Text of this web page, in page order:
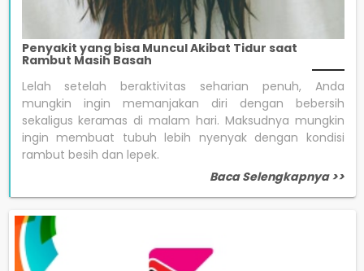
Penyakit yang bisa Muncul Akibat Tidur saat
Rambut Masih Basah
Lelah setelah beraktivitas seharian penuh, Anda
mungkin ingin memanjakan diri dengan bebersih
sekaligus keramas di malam hari. Maksudnya mungkin
ingin membuat tubuh lebih nyenyak dengan kondisi
rambut besih dan lepek.
Baca Selengkapnya >>